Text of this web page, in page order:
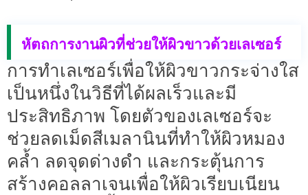
หัตถการงานผิวที่ช่วยให้ผิวขาวด้วยเลเซอร์
การทำเลเซอร์เพื่อให้ผิวขาวกระจ่างใส
เป็นหนึ่งในวิธีที่ได้ผลเร็วและมี
ประสิทธิภาพ โดยตัวของเลเซอร์จะ
ช่วยลดเม็ดสีเมลานินที่ทำให้ผิวหมอง
คล้ำ ลดจุดด่างดำ และกระตุ้นการ
สร้างคอลลาเจนเพื่อให้ผิวเรียบเนียน